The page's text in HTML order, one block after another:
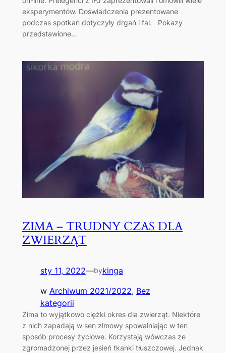
eksperymentów. Doświadczenia prezentowane
podczas spotkań dotyczyły drgań i fal. Pokazy
przedstawione…
ZIMA – TRUDNY CZAS DLA
ZWIERZĄT
sty 11, 2022—bykinga
w Archiwum 2021/2022, Bez
kategorii
Zima to wyjątkowo ciężki okres dla zwierząt. Niektóre
z nich zapadają w sen zimowy spowalniając w ten
sposób procesy życiowe. Korzystają wówczas ze
zgromadzonej przez jesień tkanki tłuszczowej. Jednak